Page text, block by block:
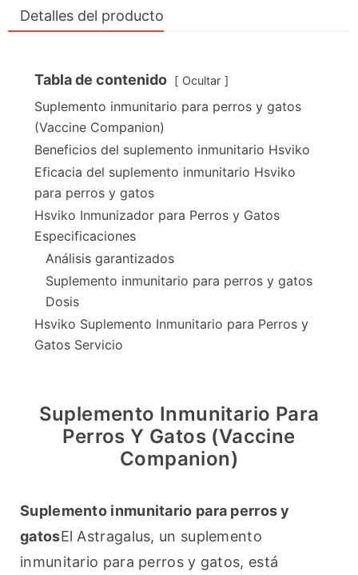
Detalles del producto
Tabla de contenido Ocultar
Suplemento inmunitario para perros y gatos
(Vaccine Companion)
Beneficios del suplemento inmunitario Hsviko
Eficacia del suplemento inmunitario Hsviko
para perros y gatos
Hsviko Inmunizador para Perros y Gatos
Especificaciones
Análisis garantizados
Suplemento inmunitario para perros y gatos
Dosis
Hsviko Suplemento Inmunitario para Perros y
Gatos Servicio
Suplemento Inmunitario Para
Perros Y Gatos (Vaccine
Companion)
Suplemento inmunitario para perros y
gatosEl Astragalus, un suplemento
inmunitario para perros y gatos, está